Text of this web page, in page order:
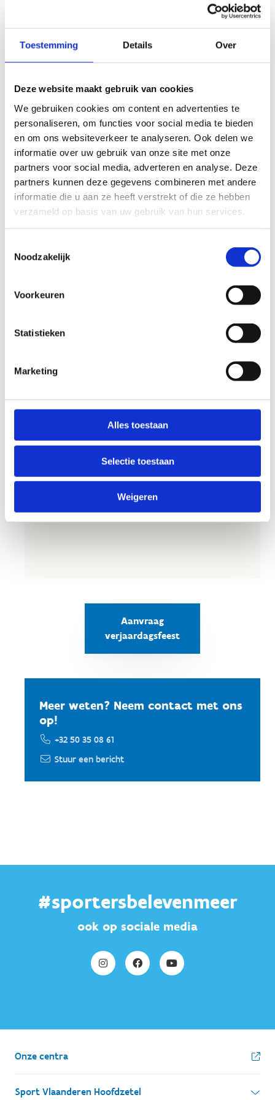
Toestemming Details Over
Deze website maakt gebruik van cookies
We gebruiken cookies om content en advertenties te
personaliseren, om functies voor social media te bieden
en om ons websiteverkeer te analyseren. Ook delen we
informatie over uw gebruik van onze site met onze
partners voor social media, adverteren en analyse. Deze
partners kunnen deze gegevens combineren met andere
informatie die u aan ze heeft verstrekt of die ze hebben
verzameld op basis van uw gebruik van hun services.
Noodzakelijk
Voorkeuren
Statistieken
Marketing
Alles toestaan
Selectie toestaan
Weigeren
HetMultimove Feestjeis speciaal ontworpen
voor onzejongste feestvierders. Tijdens dit
hoe leuk bewegen kan zijn, met veel variatie en
leuke spelletjes.
45 minuten spelen met Picoo
De kinderen starten met de Picoo’s
: kleurrijke
lichtcontrollers waarmee we leuke tikspelletjes en
eenvoudige teamgames spelen. Rennen, reageren
en samenwerken staan centraal, altijd aangepast
interactieve speelwand waar beweging en spel
samenkomen. Door te rennen, springen en op
opdrachten op en beleven ze een unieke
Voor wie?
Kinderen van5 tot 7 jaar
Smullen na het spelen
Na al dat bewegen sluiten we het feestje gezellig
af in onze cafetaria metheerlijke
pannenkoeken en een drankje
Aanvraag
verjaardagsfeest
Meer weten? Neem contact met ons
op!
+32 50 35 08 61
Stuur een bericht
#sportersbelevenmeer
ook op sociale media
Onze centra
Sport Vlaanderen Hoofdzetel